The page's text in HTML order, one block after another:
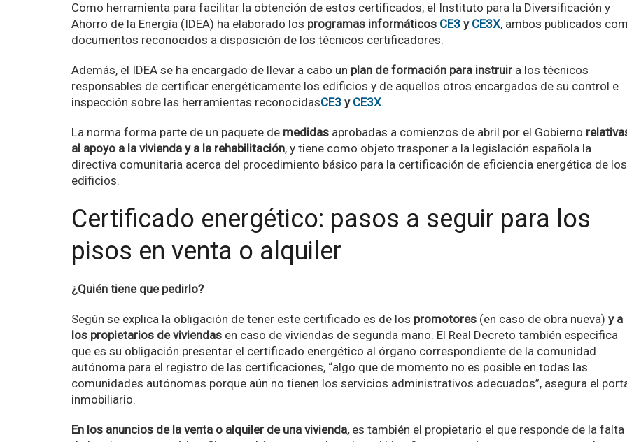
Como herramienta para facilitar la obtención de estos certificados, el Instituto para la Diversificación y
Ahorro de la Energía (IDEA) ha elaborado los programas informáticos CE3 yCE3X, ambos publicados
documentos reconocidos a disposición de los técnicos certificadores.
Además, el IDEA se ha encargado de llevar a cabo un plan de formación para instruir a los técnicos
responsables de certificar energéticamente los edificios y de aquellos otros encargados de su control e
inspección sobre las herramientas reconocidasCE3 yCE3X.
La norma forma parte de un paquete de medidas aprobadas a comienzos de abril por el Gobierno
al apoyo a la vivienda y a la rehabilitación, y tiene como objeto trasponer a la legislación española la
directiva comunitaria acerca del procedimiento básico para la certificación de eficiencia energética de los
edificios.
Certificado energético: pasos a seguir para los
pisos en venta o alquiler
¿Quién tiene que pedirlo?
Según se explica la obligación de tener este certificado es de los promotores (en caso de obra nueva) y a
los propietarios de viviendas en caso de viviendas de segunda mano. El Real Decreto también especifica
que es su obligación presentar el certificado energético al órgano correspondiente de la comunidad
autónoma para el registro de las certificaciones, “algo que de momento no es posible en todas las
comunidades autónomas porque aún no tienen los servicios administrativos adecuados”, asegura el
inmobiliario.
En los anuncios de la venta o alquiler de una vivienda,es también el propietario el que responde de la falta